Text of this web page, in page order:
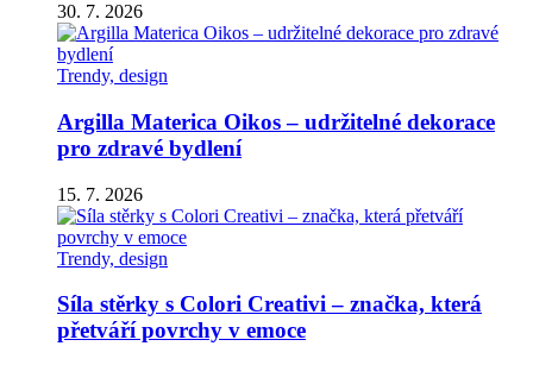
30. 7. 2026
Trendy, design
Argilla Materica Oikos – udržitelné dekorace
pro zdravé bydlení
15. 7. 2026
Trendy, design
Síla stěrky s Colori Creativi – značka, která
přetváří povrchy v emoce